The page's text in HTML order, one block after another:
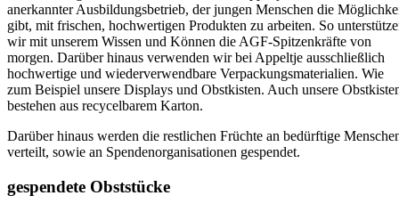
anerkannter Ausbildungsbetrieb, der jungen Menschen die
gibt, mit frischen, hochwertigen Produkten zu arbeiten. So
wir mit unserem Wissen und Können die AGF-Spitzenkräfte von
morgen. Darüber hinaus verwenden wir bei Appeltje ausschließlich
hochwertige und wiederverwendbare Verpackungsmaterialien. Wie
zum Beispiel unsere Displays und Obstkisten. Auch unsere
bestehen aus recycelbarem Karton.
Darüber hinaus werden die restlichen Früchte an bedürftige
verteilt, sowie an Spendenorganisationen gespendet.
gespendete Obststücke